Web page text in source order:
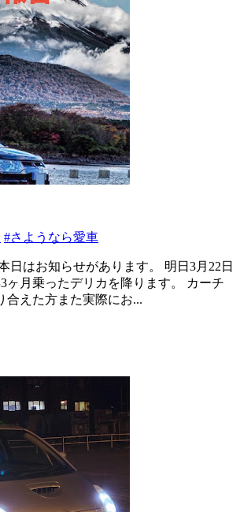
#さようなら愛車
日はお知らせがあります。 明日3月22日
ヶ月乗ったデリカを降ります。 カーチ
合えた方また実際にお...